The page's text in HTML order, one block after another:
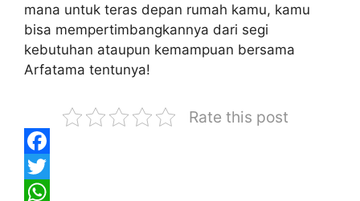
mana untuk teras depan rumah kamu, kamu
bisa mempertimbangkannya dari segi
kebutuhan ataupun kemampuan bersama
Arfatama tentunya!
Rate this post
F
a
T